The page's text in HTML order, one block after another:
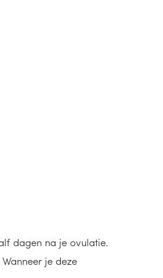
dagen na je ovulatie.
je deze